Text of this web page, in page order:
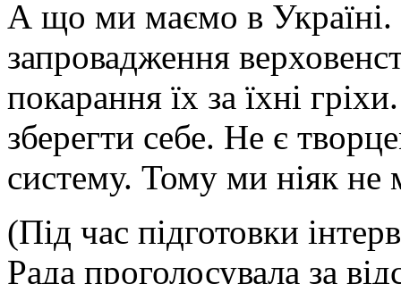
А що ми маємо в Україні.
запровадження
покарання їх за їхні
зберегти себе. Не є
систему. Тому ми ніяк не
(Під час підготовки
Рада проголосувала за